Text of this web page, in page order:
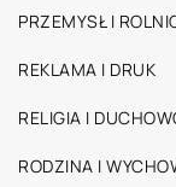
PRZEMYSŁ I
REKLAMA I DRUK
RELIGIA I
RODZINA I